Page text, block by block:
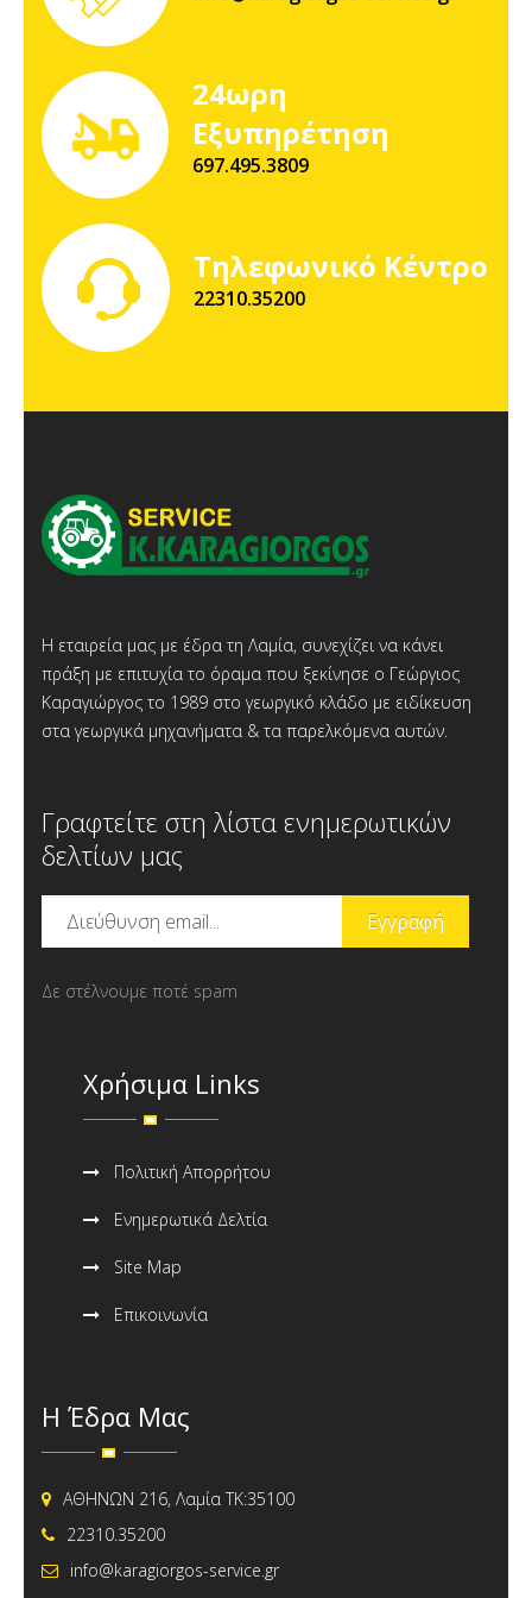
24ωρη
Εξυπηρέτηση
697.495.3809
Τηλεφωνικό Κέντρο
22310.35200
Η εταιρεία μας με έδρα τη Λαμία, συνεχίζει να κάνει
πράξη με επιτυχία το όραμα που ξεκίνησε ο Γεώργιος
Καραγιώργος το 1989 στο γεωργικό κλάδο με ειδίκευση
στα γεωργικά μηχανήματα & τα παρελκόμενα αυτών.
Γραφτείτε στη λίστα ενημερωτικών
δελτίων μας
Δε στέλνουμε ποτέ spam
Χρήσιμα Links
Πολιτική Απορρήτου
Ενημερωτικά Δελτία
Site Map
Επικοινωνία
Η Έδρα Μας
ΑΘΗΝΩΝ 216, Λαμία ΤΚ:35100
22310.35200
info@karagiorgos-service.gr